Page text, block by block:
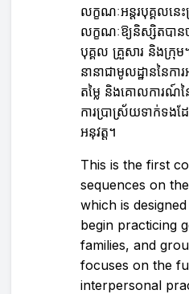
លក្ខណៈអន្ដរបុគ្គលនេះ
លក្ខណៈឱ្យនិស្សិតបាន
បុគ្គល គ្រួសារ និងក្រុ
នានាជាមូលដ្ឋាននៃក
តម្លៃ និងគោលការណ៍ន
ការប្រាស្រ័យទាក់ទង
អនុវត្ដ។
This is the first
sequences on
which is
begin practicing
families, and
focuses on the
interpersonal